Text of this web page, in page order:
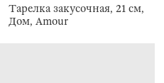
Тарелка закусочная, 21 см,
Дом, Amour